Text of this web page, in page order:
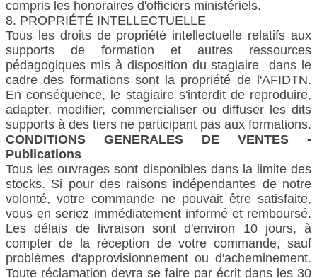
compris les honoraires d'officiers ministériels.
8. PROPRIÉTÉ INTELLECTUELLE
Tous les droits de propriété intellectuelle relatifs aux
supports de formation et autres ressources
pédagogiques mis à disposition du stagiaire dans le
cadre des formations sont la propriété de l'AFIDTN.
En conséquence, le stagiaire s'interdit de reproduire,
adapter, modifier, commercialiser ou diffuser les dits
supports à des tiers ne participant pas aux formations.
CONDITIONS GENERALES DE VENTES -
Publications
Tous les ouvrages sont disponibles dans la limite des
stocks. Si pour des raisons indépendantes de notre
volonté, votre commande ne pouvait être satisfaite,
vous en seriez immédiatement informé et remboursé.
Les délais de livraison sont d'environ 10 jours, à
compter de la réception de votre commande, sauf
problèmes d'approvisionnement ou d'acheminement.
Toute réclamation devra se faire par écrit dans les 30